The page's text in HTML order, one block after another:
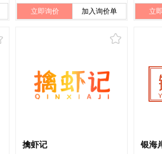
立即询价
加入询价单 立
擒虾记 银海